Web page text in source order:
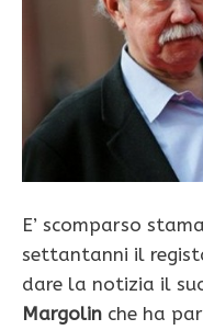
E’ scomparso
settantanni il
dare la notizia il
Margolin che ha